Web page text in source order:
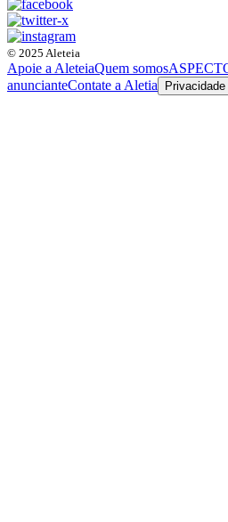
© 2025 Aleteia
Apoie a AleteiaQuem somos
anuncianteContate a Aletia Privacidade